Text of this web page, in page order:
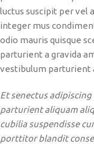
luctus suscipit per vel
integer mus
odio mauris quisque
parturient a gravida
vestibulum parturient
Et senectus
parturient aliquam
cubilia suspendisse
porttitor blandit